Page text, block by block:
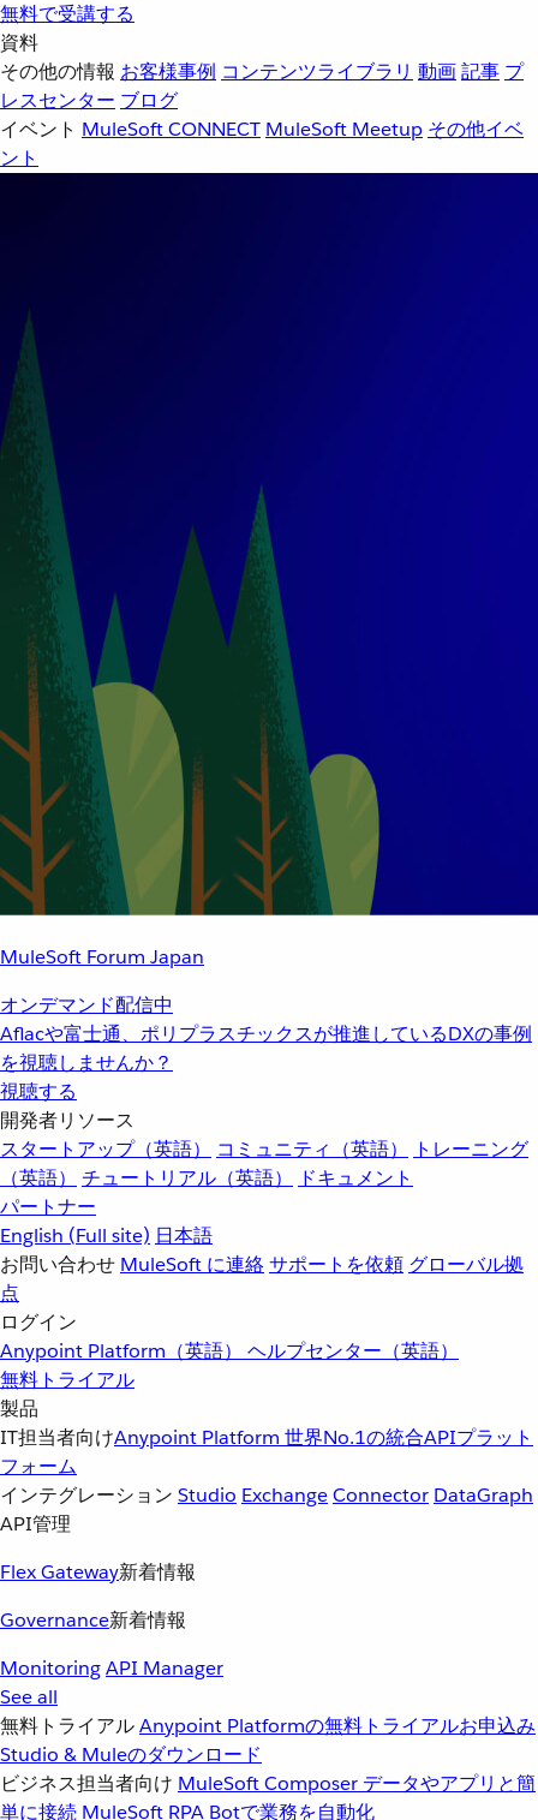
無料で受講する
資料
その他の情報 お客様事例 コンテンツライブラリ 動画記事 プ
レスセンター ブログ
イベント MuleSoft CONNECT MuleSoft Meetup その他イベ
ント
MuleSoft Forum Japan
オンデマンド配信中
Aflacや富士通、ポリプラスチックスが推進しているDXの事例
を視聴しませんか？
視聴する
開発者リソース
スタートアップ（英語）
コミュニティ（英語）
トレーニング
（英語）
チュートリアル（英語）
ドキュメント
パートナー
English (Full site) 日本語
お問い合わせ MuleSoft に連絡サポートを依頼 グローバル拠
点
ログイン
Anypoint Platform（英語） ヘルプセンター（英語）
無料トライアル
製品
IT担当者向けAnypoint Platform 世界No.1の統合APIプラット
フォーム
インテグレーション Studio ExchangeConnector DataGraph
API管理
Flex Gateway新着情報
Governance新着情報
MonitoringAPI Manager
See all
無料トライアルAnypoint Platformの無料トライアルお申込み
Studio & Muleのダウンロード
ビジネス担当者向け MuleSoft Composer データやアプリと簡
単に接続 MuleSoft RPA Botで業務を自動化